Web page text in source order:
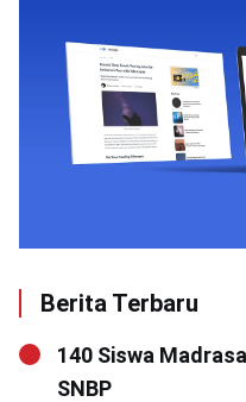
Berita Terbaru
140 Siswa
SNBP